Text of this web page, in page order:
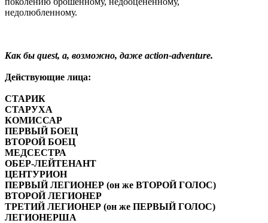
недолюбленному.
Как бы quest, а, возможно, даже action-adventure.
Действующие лица:
СТАРИК
СТАРУХА
КОМИССАР
ПЕРВЫЙ БОЕЦ
ВТОРОЙ БОЕЦ
МЕДСЕСТРА
ОБЕР-ЛЕЙТЕНАНТ
ЦЕНТУРИОН
ПЕРВЫЙ ЛЕГИОНЕР (он же ВТОРОЙ ГОЛОС)
ВТОРОЙ ЛЕГИОНЕР
ТРЕТИЙ ЛЕГИОНЕР (он же ПЕРВЫЙ ГОЛОС)
ЛЕГИОНЕРША